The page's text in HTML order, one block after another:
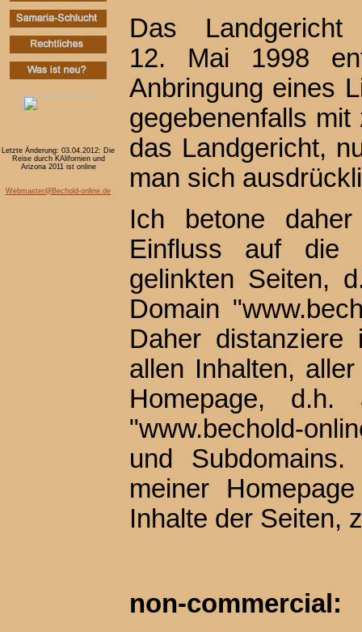
Letzte Änderung: 03.04.2012: Die
Reise durch KAlifornien und
Arizona 2011 ist online
Webmaster@Bechold-online.de
Das
12. Mai 1998
Anbringung eines
gegebenenfalls
das Landgericht,
man sich
Ich betone
Einfluss auf die
gelinkten Seiten,
Domain
Daher
allen Inhalten,
Homepage,
"www.bechold-
und
meiner
Inhalte der Seiten,
non-commercial: